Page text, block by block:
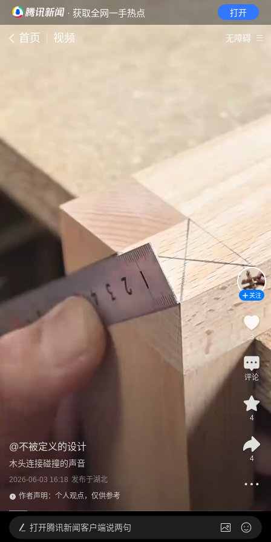
· 获取全网一手热点 打开
首页 视频 无障碍
@不被定义的设计
木头连接碰撞的声音
2026-06-03 16:18 发布于湖北
作者声明：个人观点，仅供参考
关注
3
评论
4
4
打开腾讯新闻客户端说两句